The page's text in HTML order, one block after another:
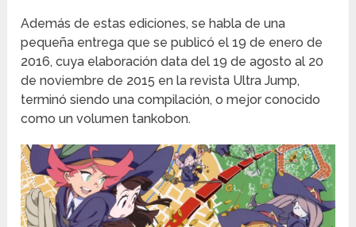
Además de estas ediciones, se habla de una
pequeña entrega que se publicó el 19 de enero de
2016, cuya elaboración data del 19 de agosto al 20
de noviembre de 2015 en la revista Ultra Jump,
terminó siendo una compilación, o mejor conocido
como un volumen tankobon.